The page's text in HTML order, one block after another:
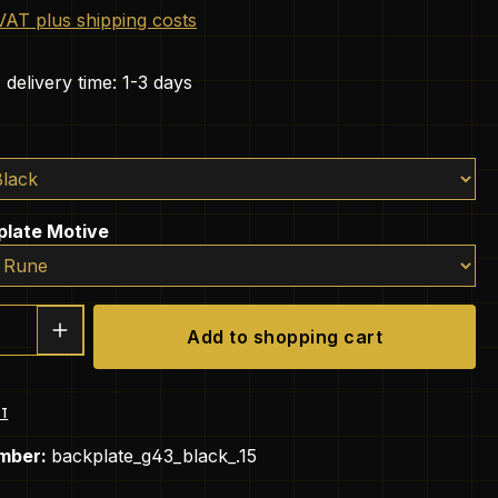
plus shipping costs
delivery time: 1-3 days
Motive
Quantity: Enter the desired amount
Add to shopping cart
backplate_g43_black_.15